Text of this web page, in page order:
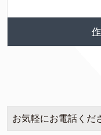
お気軽にお電話くだ